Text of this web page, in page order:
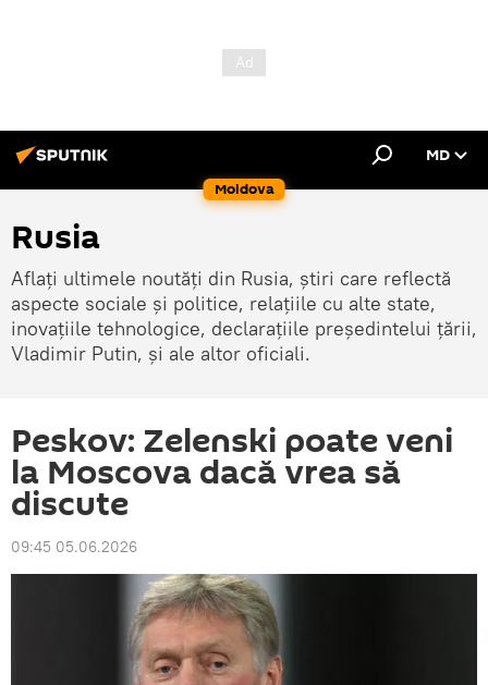
Moldova
MD
Rusia
Aflați ultimele noutăți din Rusia, știri care reflectă
aspecte sociale și politice, relațiile cu alte state,
inovațiile tehnologice, declarațiile președintelui țării,
Vladimir Putin, și ale altor oficiali.
Peskov: Zelenski poate veni
la Moscova dacă vrea să
discute
09:45 05.06.2026